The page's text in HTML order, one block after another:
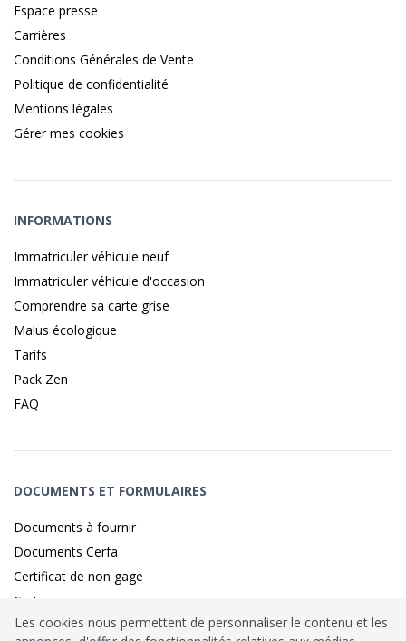
Espace presse
Carrières
Conditions Générales de Vente
Politique de confidentialité
Mentions légales
Gérer mes cookies
INFORMATIONS
Immatriculer véhicule neuf
Immatriculer véhicule d'occasion
Comprendre sa carte grise
Malus écologique
Tarifs
Pack Zen
FAQ
DOCUMENTS ET FORMULAIRES
Documents à fournir
Documents Cerfa
Certificat de non gage
Carte grise provisoire
Les cookies nous permettent de personnaliser le contenu et les